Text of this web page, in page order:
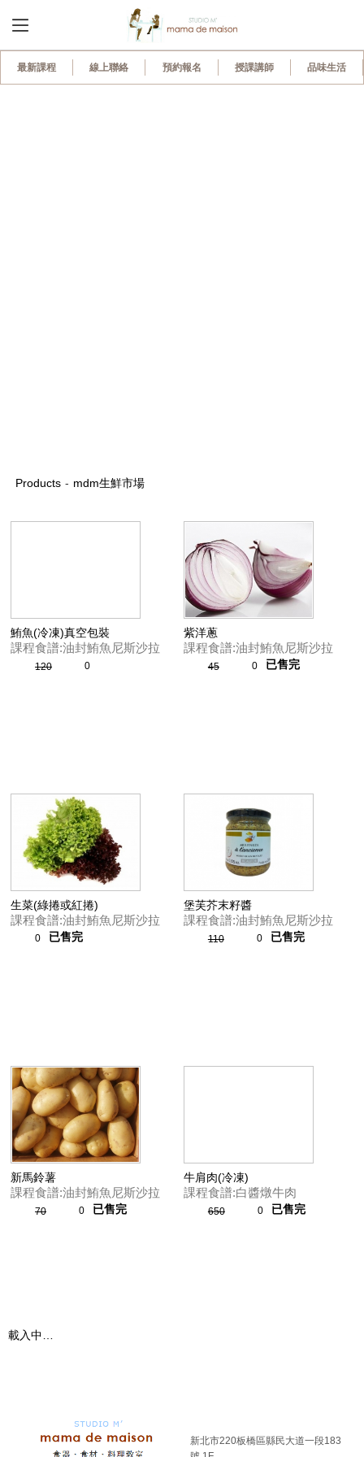
Products - mdm生鮮市場
鮪魚(冷凍)真空包裝
課程食譜:油封鮪魚尼斯沙拉
120 0
紫洋蔥
課程食譜:油封鮪魚尼斯沙拉
45 0 已售完
生菜(綠捲或紅捲)
課程食譜:油封鮪魚尼斯沙拉
0 已售完
堡芙芥末籽醬
課程食譜:油封鮪魚尼斯沙拉
110 0 已售完
新馬鈴薯
課程食譜:油封鮪魚尼斯沙拉
70 0 已售完
牛肩肉(冷凍)
課程食譜:白醬燉牛肉
650 0 已售完
載入中…
最新課程 線上聯絡 預約報名 授課講師 品味生活
新北市220板橋區縣民大道一段183